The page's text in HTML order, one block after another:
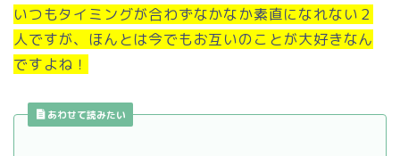
いつもタイミングが合わずなかなか素直になれない２
人ですが、ほんとは今でもお互いのことが大好きなん
ですよね！
あわせて読みたい